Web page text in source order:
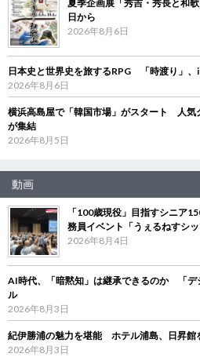
夏季企画展「秀吉・秀長と和
日から
2026年8月6日
日本史と世界史を旅するRPG 「時渡り」
2026年8月6日
横浜高島屋で「韓国市場」がスタート 人気
が集結
2026年8月5日
動画
「100歳現役」目指すシニア
務員イベント「うぇるねすシッ
2026年8月4日
AI時代、「暗黙知」は継承できるのか 「デ
ル
2026年8月3日
紀伊勝浦の魅力を堪能 ホテル浦島、日昇館
2026年8月3日